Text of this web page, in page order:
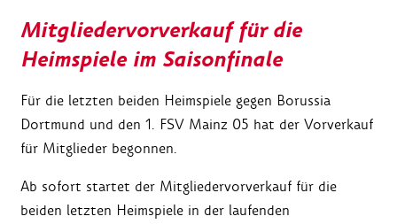
Mitgliedervorverkauf für die
Heimspiele im Saisonfinale
Für die letzten beiden Heimspiele gegen Borussia
Dortmund und den 1. FSV Mainz 05 hat der Vorverkauf
für Mitglieder begonnen.
Ab sofort startet der Mitgliedervorverkauf für die
beiden letzten Heimspiele in der laufenden